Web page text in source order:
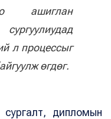
ашиглан
л процессыг
өгдөг.
сургалт, дипломын